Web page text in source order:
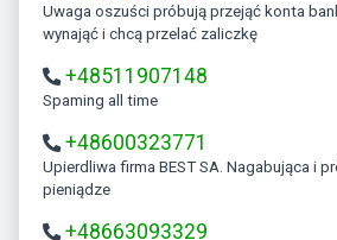
Uwaga oszuści próbują przejąć konta bankowe. Chcą coś kupić
wynająć i chcą przelać zaliczkę
+48511907148
Spaming all time
+48600323771
Upierdliwa firma BEST SA. Nagabująca i próbująca wyłudzać
pieniądze
+48663093329